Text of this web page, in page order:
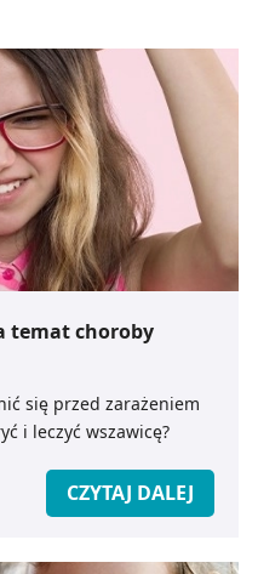
temat choroby
się przed zarażeniem
i leczyć wszawicę?
CZYTAJ DALEJ